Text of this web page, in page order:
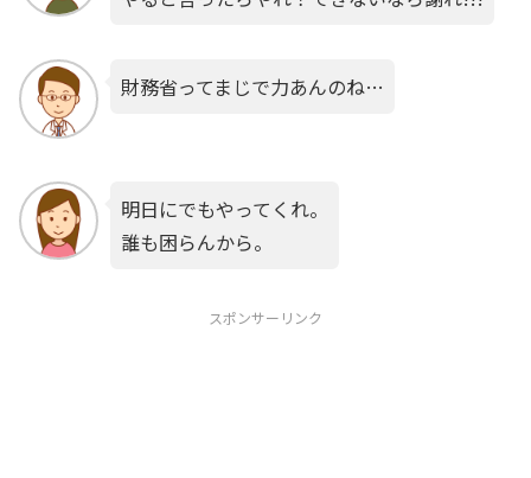
財務省ってまじで力あんのね…
明日にでもやってくれ。
誰も困らんから。
スポンサーリンク